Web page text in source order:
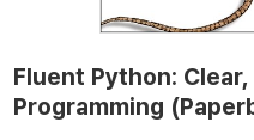
Fluent Python:
Programming